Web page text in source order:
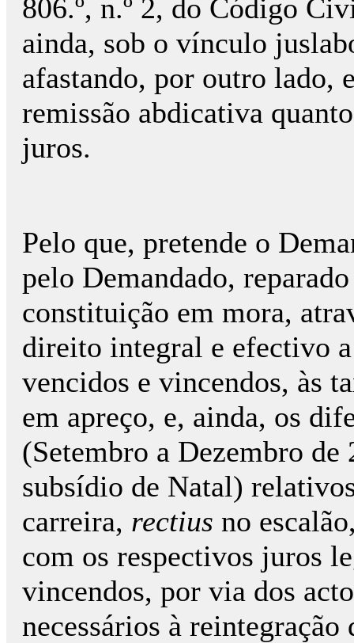
806.º, n.º 2, do Código
ainda, sob o vínculo
afastando, por outro lado,
remissão abdicativa
juros.
Pelo que, pretende o
pelo Demandado,
constituição em mora,
direito integral e efectivo
vencidos e vincendos, às
em apreço, e, ainda, os
(Setembro a Dezembro
subsídio de Natal)
carreira, rectius no
com os respectivos juros
vincendos, por via dos
necessários à